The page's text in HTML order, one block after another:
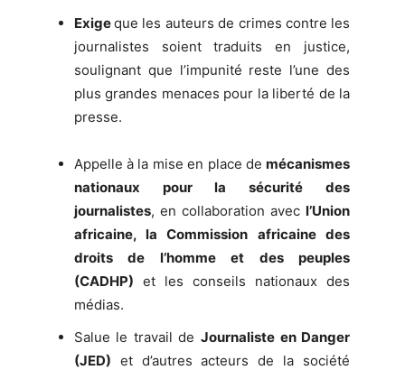
Exigeque les auteurs de crimes contre les
journalistes soient traduits en justice,
soulignant que l’impunité reste l’une des
plus grandes menaces pour la liberté de la
presse.
Appelle à la mise en place demécanismes
nationaux pour la sécurité des
journalistes, en collaboration avecl’Union
africaine, la Commission africaine des
droits de l’homme et des peuples
(CADHP) et les conseils nationaux des
médias.
Salue le travail deJournaliste en Danger
(JED) et d’autres acteurs de la société